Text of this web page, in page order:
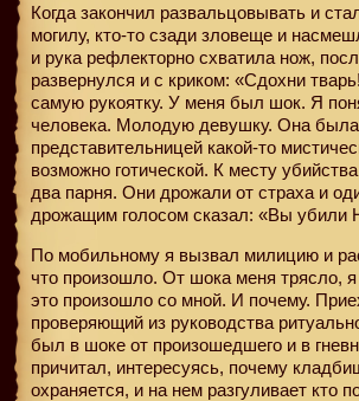
Когда закончил развальцовывать и
могилу, кто-то сзади зловеще и
и рука рефлекторно схватила нож,
развернулся и с криком: «Сдохни
самую рукоятку. У меня был шок. Я
человека. Молодую девушку. Она была
представительницей какой-то
возможно готической. К месту
два парня. Они дрожали от страха и
дрожащим голосом сказал: «Вы убили
По мобильному я вызвал милицию и
что произошло. От шока меня трясло,
это произошло со мной. И почему.
проверяющий из руководства
был в шоке от произошедшего и в
причитал, интересуясь, почему
охраняется, и на нем разгуливает кто